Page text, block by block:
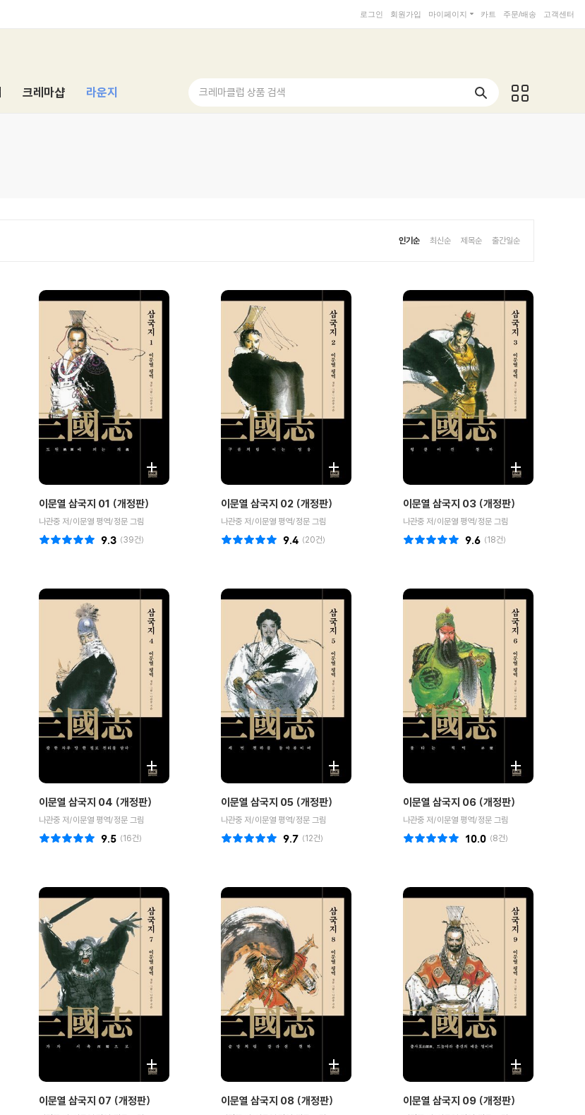
로그인 회원가입 마이페이지 카트 주문/배송 고객센터
크레마샵 라운지 크레마클럽 상품 검색
인기순 최신순 제목순 출간일순
이문열 삼국지 01 (개정판)
나관중 저/이문열 평역/정문 그림
(39건)
9.3
이문열 삼국지 02 (개정판)
나관중 저/이문열 평역/정문 그림
(20건)
9.4
이문열 삼국지 03 (개정판)
나관중 저/이문열 평역/정문 그림
(18건)
9.6
이문열 삼국지 04 (개정판)
나관중 저/이문열 평역/정문 그림
(16건)
9.5
이문열 삼국지 05 (개정판)
나관중 저/이문열 평역/정문 그림
(12건)
9.7
이문열 삼국지 06 (개정판)
나관중 저/이문열 평역/정문 그림
(8건)
10.0
이문열 삼국지 07 (개정판) 이문열 삼국지 08 (개정판) 이문열 삼국지 09 (개정판)